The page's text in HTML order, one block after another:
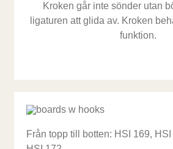
Kroken går inte sönder utan
ligaturen att glida av. Kroken
funktion.
Från topp till botten: HSI 169,